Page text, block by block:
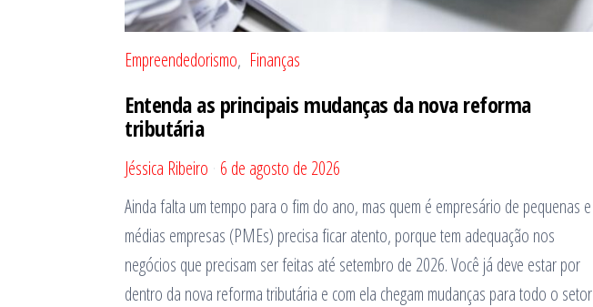
Empreendedorismo Finanças
Entenda as principais mudanças da nova reforma
tributária
Jéssica Ribeiro 6 de agosto de 2026
Ainda falta um tempo para o fim do ano, mas quem é empresário de pequenas e
médias empresas (PMEs) precisa ficar atento, porque tem adequação nos
negócios que precisam ser feitas até setembro de 2026. Você já deve estar por
dentro da nova reforma tributária e com ela chegam mudanças para todo o setor